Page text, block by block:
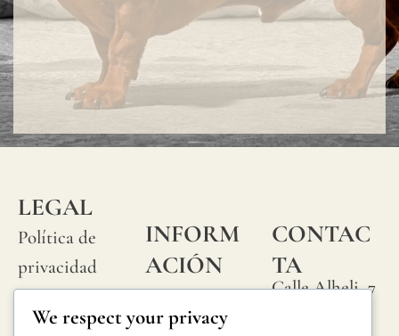
LEGAL
Política de
privacidad
Política de
INFORM
ACIÓN
Preguntas
frecuentes
CONTAC
TA
Calle Alheli, 7
We respect your privacy